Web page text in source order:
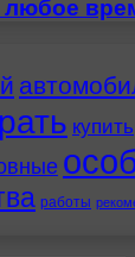
купить
работы